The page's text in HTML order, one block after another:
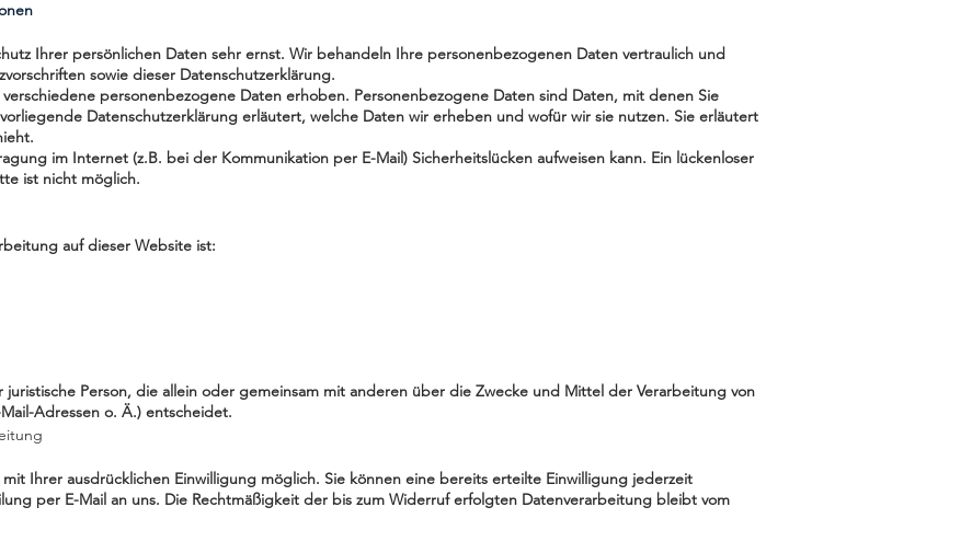
Ihrer persönlichen Daten sehr ernst. Wir behandeln Ihre personenbezogenen Daten vertraulich und
sowie dieser Datenschutzerklärung.
personenbezogene Daten erhoben. Personenbezogene Daten sind Daten, mit denen Sie
Datenschutzerklärung erläutert, welche Daten wir erheben und wofür wir sie nutzen. Sie erläutert
im Internet (z.B. bei der Kommunikation per E-Mail) Sicherheitslücken aufweisen kann. Ein lückenloser
ist nicht möglich.
auf dieser Website ist:
Person, die allein oder gemeinsam mit anderen über die Zwecke und Mittel der Verarbeitung von
Adressen o. Ä.) entscheidet.
Ihrer ausdrücklichen Einwilligung möglich. Sie können eine bereits erteilte Einwilligung jederzeit
per E-Mail an uns. Die Rechtmäßigkeit der bis zum Widerruf erfolgten Datenverarbeitung bleibt vom